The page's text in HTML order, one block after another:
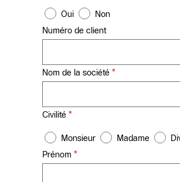
Oui
Non
Numéro de client
Nom de la société *
Civilité *
Monsieur Madame
Prénom *